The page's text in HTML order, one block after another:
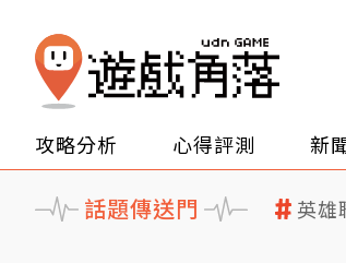
攻略分析 心得評測 新
話題傳送門 英雄